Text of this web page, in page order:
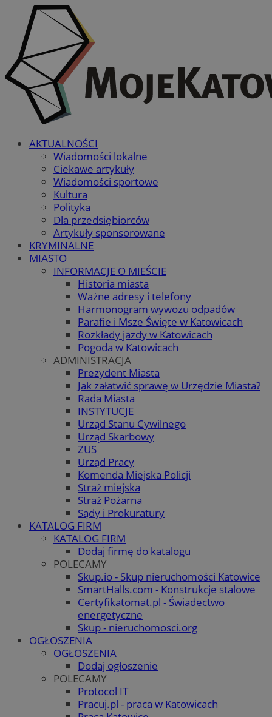
AKTUALNOŚCI
Wiadomości lokalne
Ciekawe artykuły
Wiadomości sportowe
Kultura
Polityka
Dla przedsiębiorców
Artykuły sponsorowane
KRYMINALNE
MIASTO
INFORMACJE O MIEŚCIE
Historia miasta
Ważne adresy i telefony
Harmonogram wywozu odpadów
Parafie i Msze Święte w Katowicach
Rozkłady jazdy w Katowicach
Pogoda w Katowicach
ADMINISTRACJA
Prezydent Miasta
Jak załatwić sprawę w Urzędzie Miasta?
Rada Miasta
INSTYTUCJE
Urząd Stanu Cywilnego
Urząd Skarbowy
ZUS
Urząd Pracy
Komenda Miejska Policji
Straż miejska
Straż Pożarna
Sądy i Prokuratury
KATALOG FIRM
KATALOG FIRM
Dodaj firmę do katalogu
POLECAMY
Skup.io - Skup nieruchomości Katowice
SmartHalls.com - Konstrukcje stalowe
Certyfikatomat.pl - Świadectwo
energetyczne
Skup - nieruchomosci.org
OGŁOSZENIA
OGŁOSZENIA
Dodaj ogłoszenie
POLECAMY
Protocol IT
Pracuj.pl - praca w Katowicach